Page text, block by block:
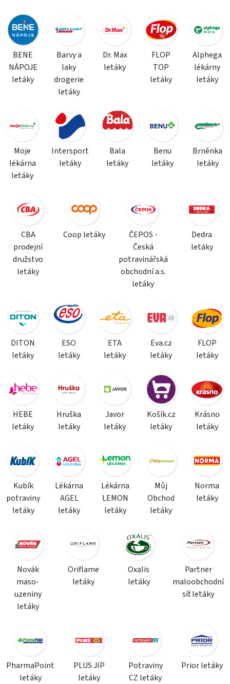
BENE
NÁPOJE
letáky
Barvy a
laky
drogerie
letáky
Dr. Max
letáky
FLOP
TOP
letáky
Alphega
lékárny
letáky
Moje
lékárna
letáky
Intersport
letáky
Bala
letáky
Benu
letáky
Brněnka
letáky
CBA
prodejní
družstvo
letáky
Coop letáky
ČEPOS -
Česká
potravinářská
obchodní a.s.
letáky
Dedra
letáky
DITON
letáky
ESO
letáky
ETA
letáky
Eva.cz
letáky
FLOP
letáky
HEBE
letáky
Hruška
letáky
Javor
letáky
Košík.cz
letáky
Krásno
letáky
Kubík
potraviny
letáky
Lékárna
AGEL
letáky
Lékárna
LEMON
letáky
Můj
Obchod
letáky
Norma
letáky
Novák
maso-
uzeniny
letáky
Oriflame
letáky
Oxalis
letáky
Partner
maloobchodní
síť letáky
PharmaPoint
letáky
PLUS JIP
letáky
Potraviny
CZ letáky
Prior letáky